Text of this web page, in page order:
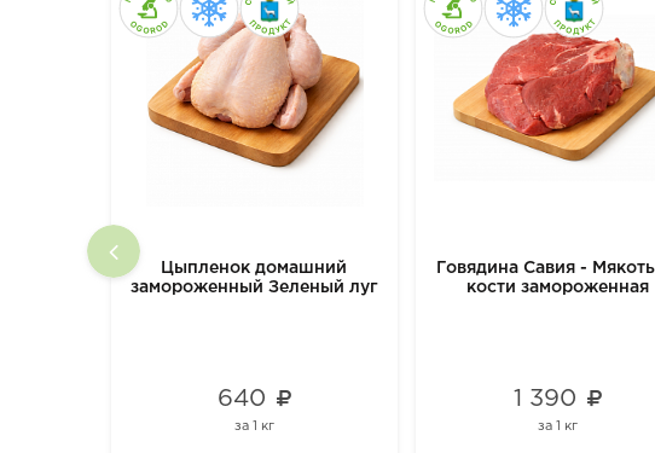
Цыпленок домашний
замороженный Зеленый луг
640
за 1 кг
Говядина Савия -
кости замороженная
1 390
за1 кг